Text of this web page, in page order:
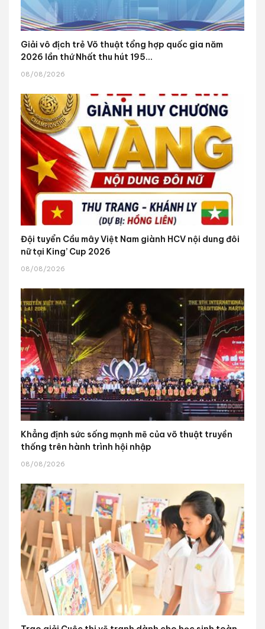
Giải vô địch trẻ Võ thuật tổng hợp quốc gia năm
2026 lần thứ Nhất thu hút 195...
08/08/2026
Đội tuyển Cầu mây Việt Nam giành HCV nội dung đôi
nữ tại King’ Cup 2026
08/08/2026
Khẳng định sức sống mạnh mẽ của võ thuật truyền
thống trên hành trình hội nhập
08/08/2026